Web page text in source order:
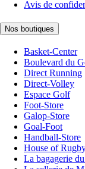
Avis de
Nos boutiques
Basket-Center
Boulevard du
Direct Running
Direct-Volley
Espace Golf
Foot-Store
Galop-Store
Goal-Foot
Handball-Store
House of
La bagagerie